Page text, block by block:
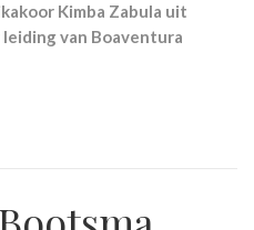
Kimba Zabula uit
van Boaventura